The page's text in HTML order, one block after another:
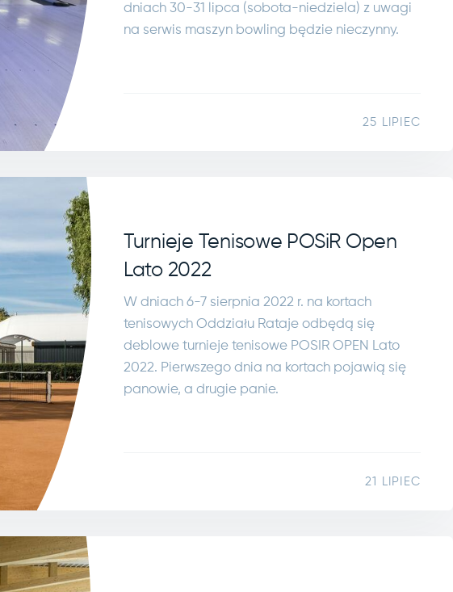
dniach 30-31 lipca (sobota-niedziela) z uwagi
na serwis maszyn bowling będzie nieczynny.
25 LIPIEC
Turnieje Tenisowe POSiR Open
Lato 2022
W dniach 6-7 sierpnia 2022 r. na kortach
tenisowych Oddziału Rataje odbędą się
deblowe turnieje tenisowe POSIR OPEN Lato
2022. Pierwszego dnia na kortach pojawią się
panowie, a drugie panie.
21 LIPIEC